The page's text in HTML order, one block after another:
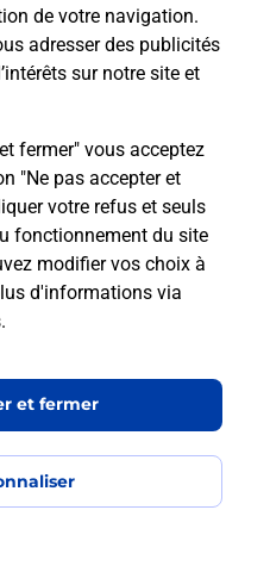
de votre navigation.
adresser des publicités
sur notre site et
fermer" vous acceptez
"Ne pas accepter et
votre refus et seuls
fonctionnement du site
modifier vos choix à
d'informations via
.
et fermer
posées
colis acheté
boîte aux lettres
colis ou faire un
sans se
au meilleur